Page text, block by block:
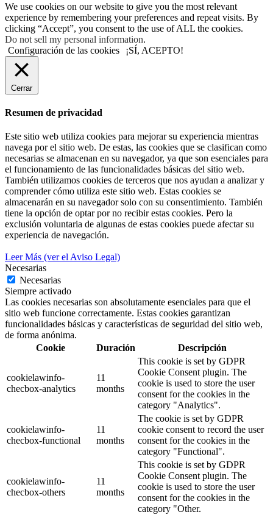
We use cookies on our website to give you the most relevant
experience by remembering your preferences and repeat visits. By
clicking “Accept”, you consent to the use of ALL the cookies.
Do not sell my personal information.
Configuración de las cookies
¡SÍ, ACEPTO!
Cerrar
Resumen de privacidad
Este sitio web utiliza cookies para mejorar su experiencia mientras
navega por el sitio web. De estas, las cookies que se clasifican como
necesarias se almacenan en su navegador, ya que son esenciales para
el funcionamiento de las funcionalidades básicas del sitio web.
También utilizamos cookies de terceros que nos ayudan a analizar y
comprender cómo utiliza este sitio web. Estas cookies se
almacenarán en su navegador solo con su consentimiento. También
tiene la opción de optar por no recibir estas cookies. Pero la
exclusión voluntaria de algunas de estas cookies puede afectar su
experiencia de navegación.
Leer Más (ver el Aviso Legal)
Necesarias
Necesarias
Siempre activado
Las cookies necesarias son absolutamente esenciales para que el
sitio web funcione correctamente. Estas cookies garantizan
funcionalidades básicas y características de seguridad del sitio web,
de forma anónima.
Cookie
Duración Descripción
cookielawinfo-
checbox-analytics
11
months
This cookie is set by GDPR
Cookie Consent plugin. The
cookie is used to store the user
consent for the cookies in the
category "Analytics".
cookielawinfo-
checbox-functional
11
months
The cookie is set by GDPR
cookie consent to record the user
consent for the cookies in the
category "Functional".
cookielawinfo-
checbox-others
11
months
This cookie is set by GDPR
Cookie Consent plugin. The
cookie is used to store the user
consent for the cookies in the
category "Other.